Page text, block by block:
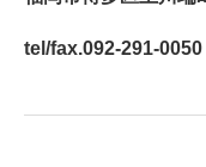
tel/fax.092-291-0050